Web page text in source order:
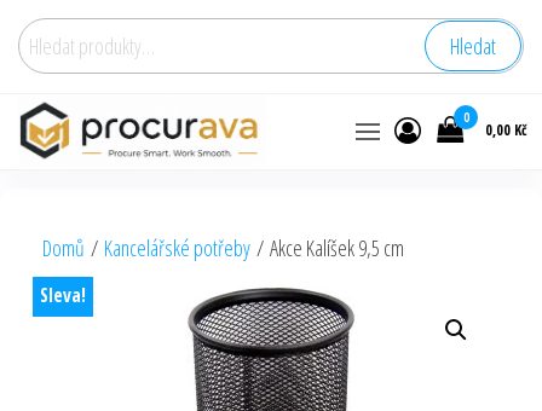
Hledat: Hledat
0
0,00 Kč
Domů / Kancelářské potřeby / Akce Kalíšek 9,5 cm
Sleva!